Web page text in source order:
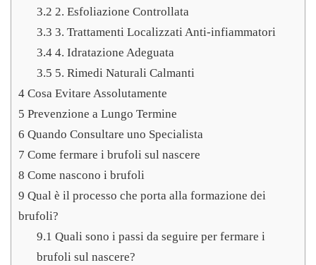
3.2 2. Esfoliazione Controllata
3.3 3. Trattamenti Localizzati Anti-infiammatori
3.44. Idratazione Adeguata
3.5 5. Rimedi Naturali Calmanti
4 Cosa Evitare Assolutamente
5 Prevenzione a Lungo Termine
6 Quando Consultare uno Specialista
7 Come fermare i brufoli sul nascere
8 Come nascono i brufoli
9 Qual è il processo che porta alla formazione dei
brufoli?
9.1 Quali sono i passi da seguire per fermare i
brufoli sul nascere?